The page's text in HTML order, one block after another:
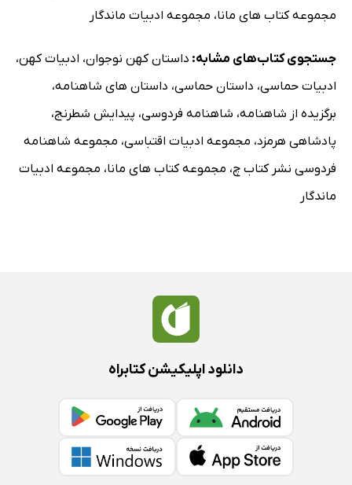
مجموعه کتاب های مانا، مجموعه ادبیات ماندگار
جستجوی کتاب‌های مشابه: داستان کهن نوجوان، ادبیات کهن،
ادبیات حماسی، داستان حماسی، داستان های شاهنامه،
برگزیده از شاهنامه، شاهنامه فردوسی، پیدایش شطرنج،
پادشاهی هرمزد، مجموعه ادبیات اقتباسی، مجموعه شاهنامه
فردوسی نشر کتاب چ، مجموعه کتاب های مانا، مجموعه ادبیات
ماندگار
دانلود اپلیکیشن کتابراه